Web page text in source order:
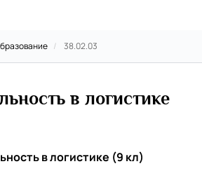
/ 38.02.03
в логистике
в логистике (9 кл)